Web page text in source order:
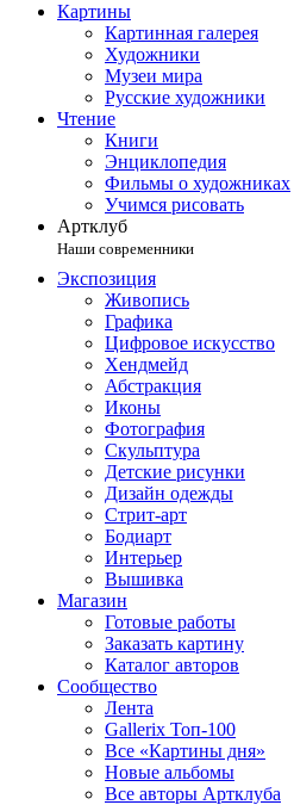
Картины
Картинная галерея
Художники
Музеи мира
Русские художники
Чтение
Книги
Энциклопедия
Фильмы о художниках
Учимся рисовать
Артклуб
Наши современники
Экспозиция
Живопись
Графика
Цифровое искусство
Хендмейд
Абстракция
Иконы
Фотография
Скульптура
Детские рисунки
Дизайн одежды
Стрит-арт
Бодиарт
Интерьер
Вышивка
Магазин
Готовые работы
Заказать картину
Каталог авторов
Сообщество
Лента
Gallerix Топ-100
Все «Картины дня»
Новые альбомы
Все авторы Артклуба